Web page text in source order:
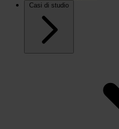
Casi di studio